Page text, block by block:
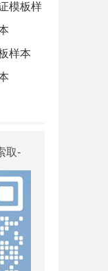
模板样
样本
取-